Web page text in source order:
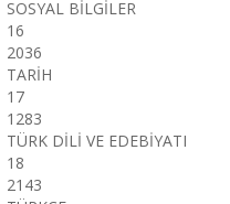
SOSYAL BİLGİLER
16
2036
TARİH
17
1283
TÜRK DİLİ VE EDEBİYATI
18
2143